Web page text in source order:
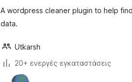
A wordpress cleaner plugin to help
data.
Utkarsh
20+ ενεργές εγκαταστάσεις